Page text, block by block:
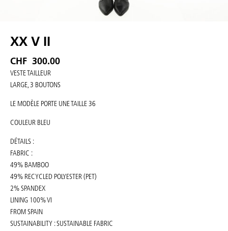
XX V II
CHF 300.00
VESTE TAILLEUR
LARGE, 3 BOUTONS
LE MODÈLE PORTE UNE TAILLE 36
COULEUR BLEU
DÉTAILS :
FABRIC :
49% BAMBOO
49% RECYCLED POLYESTER (PET)
2% SPANDEX
LINING 100% VI
FROM SPAIN
SUSTAINABILITY : SUSTAINABLE FABRIC